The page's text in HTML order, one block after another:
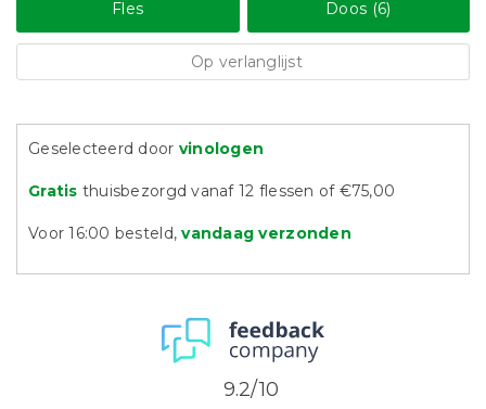
Fles Doos (6)
Op verlanglijst
Geselecteerd door vinologen
Gratis thuisbezorgd vanaf 12 flessen of €75,00
Voor 16:00 besteld,vandaag verzonden
9.2/10